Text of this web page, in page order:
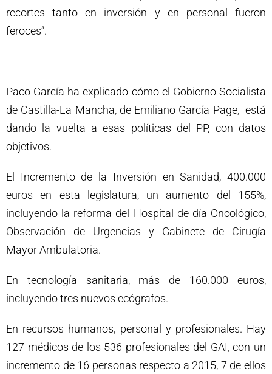
recortes tanto en inversión y en personal fueron
feroces”.
Paco García ha explicado cómo el Gobierno Socialista
de Castilla-La Mancha, de Emiliano García Page, está
dando la vuelta a esas políticas del PP, con datos
objetivos.
El Incremento de la Inversión en Sanidad, 400.000
euros en esta legislatura, un aumento del 155%,
incluyendo la reforma del Hospital de día Oncológico,
Observación de Urgencias y Gabinete de Cirugía
Mayor Ambulatoria.
En tecnología sanitaria, más de 160.000 euros,
incluyendo tres nuevos ecógrafos.
En recursos humanos, personal y profesionales. Hay
127 médicos de los 536 profesionales del GAI, con un
incremento de 16 personas respecto a 2015, 7 de ellos